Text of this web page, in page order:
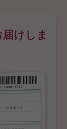
けしま